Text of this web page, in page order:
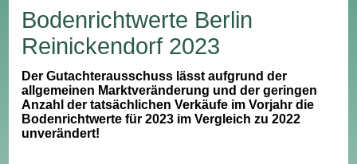
Bodenrichtwerte Berlin
Reinickendorf 2023
Der Gutachterausschuss lässt aufgrund der
allgemeinen Marktveränderung und der geringen
Anzahl der tatsächlichen Verkäufe im Vorjahr die
Bodenrichtwerte für 2023 im Vergleich zu 2022
unverändert!